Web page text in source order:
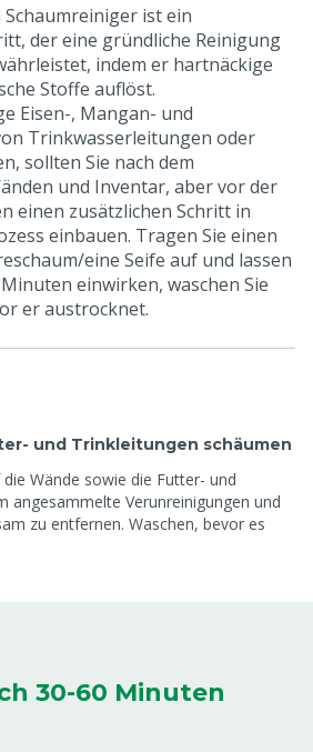
ist ein
der eine gründliche Reinigung
indem er hartnäckige
Stoffe auflöst.
Eisen-, Mangan- und
Trinkwasserleitungen oder
sollten Sie nach dem
und Inventar, aber vor der
einen zusätzlichen Schritt in
einbauen. Tragen Sie einen
eine Seife auf und lassen
einwirken, waschen Sie
er austrocknet.
und Trinkleitungen schäumen
Wände sowie die Futter- und
angesammelte Verunreinigungen und
zu entfernen. Waschen, bevor es
30-60 Minuten